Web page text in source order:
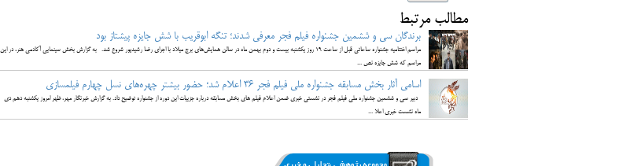
مطالب مرتبط
برندگان سی و ششمین جشنواره فیلم فجر معرفی شدند؛ تنگه ابوقریب با شش جایزه پیشتاز بود
مراسم اختتامیه جشنواره ساعاتی قبل از ساعت ۱۹ روز یکشنبه بیست و دوم بهمن ماه در سالن همایش‌های برج میلاد با اجرای رضا رشیدپور شروع شد. به گزارش بخش سینمایی آکادمی هنر، در این
مراسم که شش جایزه نص ...
اسامی آثار بخش مسابقه جشنواره ملی فیلم فجر ۳۶ اعلام شد؛ حضور بیشتر چهره‌های نسل چهارم فیلمسازی
دبیر سی و ششمین جشنواره ملی فیلم فجر در نشستی خبری ضمن اعلام فیلم های بخش مسابقه درباره جزییات این دوره از جشنواره توضیح داد. به گزارش خبرنگار مهر، ظهر امروز یکشنبه دهم دی
ماه نشست خبری اعلا ...